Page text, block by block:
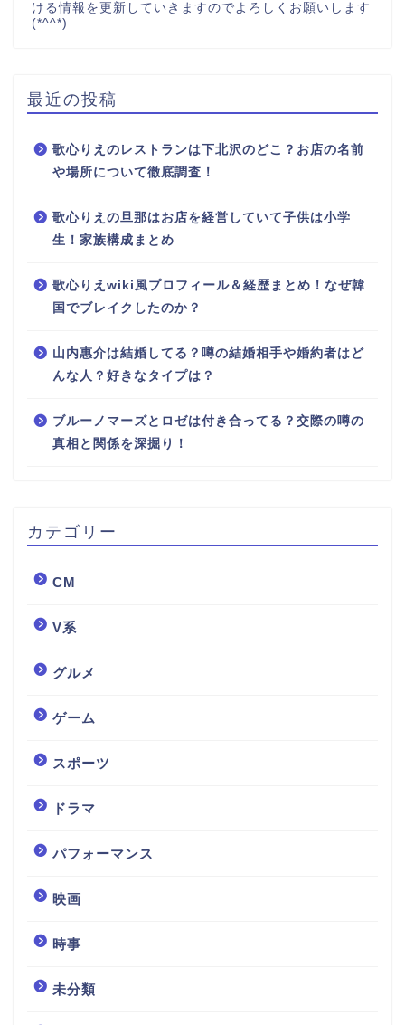
ける情報を更新していきますのでよろしくお願いします
(*^^*)
最近の投稿
歌心りえのレストランは下北沢のどこ？お店の名前
や場所について徹底調査！
歌心りえの旦那はお店を経営していて子供は小学
生！家族構成まとめ
歌心りえwiki風プロフィール＆経歴まとめ！なぜ韓
国でブレイクしたのか？
山内惠介は結婚してる？噂の結婚相手や婚約者はど
んな人？好きなタイプは？
ブルーノマーズとロゼは付き合ってる？交際の噂の
真相と関係を深掘り！
カテゴリー
CM
V系
グルメ
ゲーム
スポーツ
ドラマ
パフォーマンス
映画
時事
未分類